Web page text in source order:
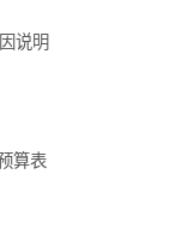
说明
算表